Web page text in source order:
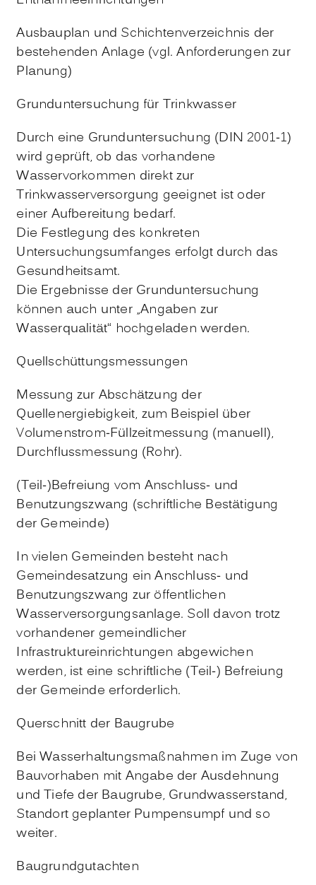
Ausbauplan und Schichtenverzeichnis der
bestehenden Anlage (vgl. Anforderungen zur
Planung)
Grunduntersuchung für Trinkwasser
Durch eine Grunduntersuchung (DIN 2001-1)
wird geprüft, ob das vorhandene
Wasservorkommen direkt zur
Trinkwasserversorgung geeignet ist oder
einer Aufbereitung bedarf.
Die Festlegung des konkreten
Untersuchungsumfanges erfolgt durch das
Gesundheitsamt.
Die Ergebnisse der Grunduntersuchung
können auch unter „Angaben zur
Wasserqualität“ hochgeladen werden.
Quellschüttungsmessungen
Messung zur Abschätzung der
Quellenergiebigkeit, zum Beispiel über
Volumenstrom-Füllzeitmessung (manuell),
Durchflussmessung (Rohr).
(Teil-)Befreiung vom Anschluss- und
Benutzungszwang (schriftliche Bestätigung
der Gemeinde)
In vielen Gemeinden besteht nach
Gemeindesatzung ein Anschluss- und
Benutzungszwang zur öffentlichen
Wasserversorgungsanlage. Soll davon trotz
vorhandener gemeindlicher
Infrastruktureinrichtungen abgewichen
werden, ist eine schriftliche (Teil-) Befreiung
der Gemeinde erforderlich.
Querschnitt der Baugrube
Bei Wasserhaltungsmaßnahmen im Zuge von
Bauvorhaben mit Angabe der Ausdehnung
und Tiefe der Baugrube, Grundwasserstand,
Standort geplanter Pumpensumpf und so
weiter.
Baugrundgutachten